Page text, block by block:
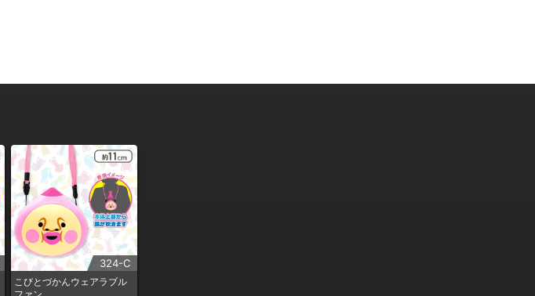
324-C
こびとづかんウェアラブル